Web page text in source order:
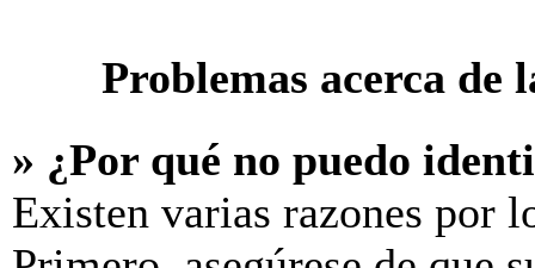
Problemas acerca
» ¿Por qué no puedo
Existen varias razones por